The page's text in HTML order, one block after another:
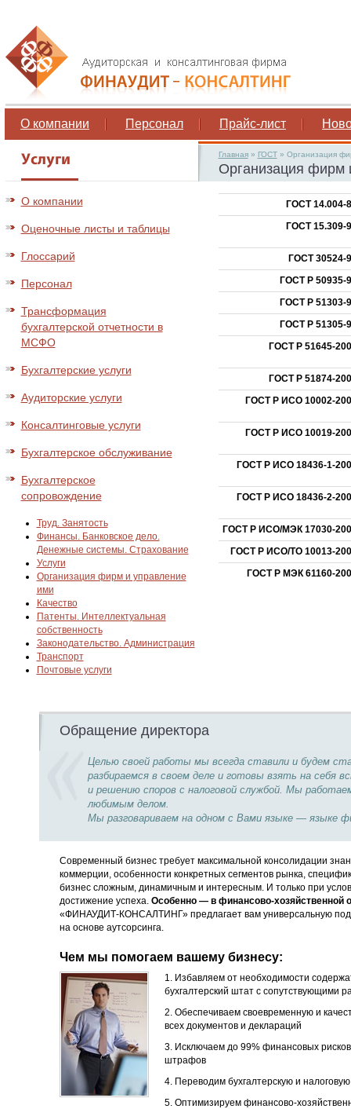
О компании Персонал Прайс-лист
О компании
Оценочные листы и таблицы
Глоссарий
Персонал
Трансформация
бухгалтерской отчетности в
МСФО
Бухгалтерские услуги
Аудиторские услуги
Консалтинговые услуги
Бухгалтерское обслуживание
Бухгалтерское
сопровождение
Труд. Занятость
Финансы. Банковское дело.
Денежные системы. Страхование
Услуги
Организация фирм и управление
ими
Качество
Патенты. Интеллектуальная
собственность
Законодательство. Администрация
Транспорт
Почтовые услуги
Главная » ГОСТ » Организация
Организация фирм
ГОСТ 14.004-
ГОСТ 15.309-
ГОСТ 30524-
ГОСТ Р 50935-
ГОСТ Р 51303-
ГОСТ Р 51305-
ГОСТ Р 51645-
ГОСТ Р 51874-
ГОСТ Р ИСО 10002-
ГОСТ Р ИСО 10019-
ГОСТ Р ИСО 18436-1-
ГОСТ Р ИСО 18436-2-
ГОСТ Р ИСО/МЭК 17030-
ГОСТ Р ИСО/ТО 10013-
ГОСТ Р МЭК 61160-
Обращение директора
Целью своей работы мы всегда ставили и будем
разбираемся в своем деле и готовы взять на себя
и решению споров с налоговой службой. Мы
любимым делом.
Мы разговариваем на одном с Вами языке — языке
Современный бизнес требует максимальной консолидации
коммерции, особенности конкретных сегментов рынка,
бизнес сложным, динамичным и интересным. И только при
достижение успеха. Особенно — в финансово-хозяйственной
«ФИНАУДИТ-КОНСАЛТИНГ» предлагает вам универсальную
на основе аутсорсинга.
Чем мы помогаем вашему бизнесу:
1. Избавляем от необходимости
бухгалтерский штат с сопутствующими
2. Обеспечиваем своевременную и
всех документов и деклараций
3. Исключаем до 99% финансовых
штрафов
4. Переводим бухгалтерскую и
5. Оптимизируем финансово-